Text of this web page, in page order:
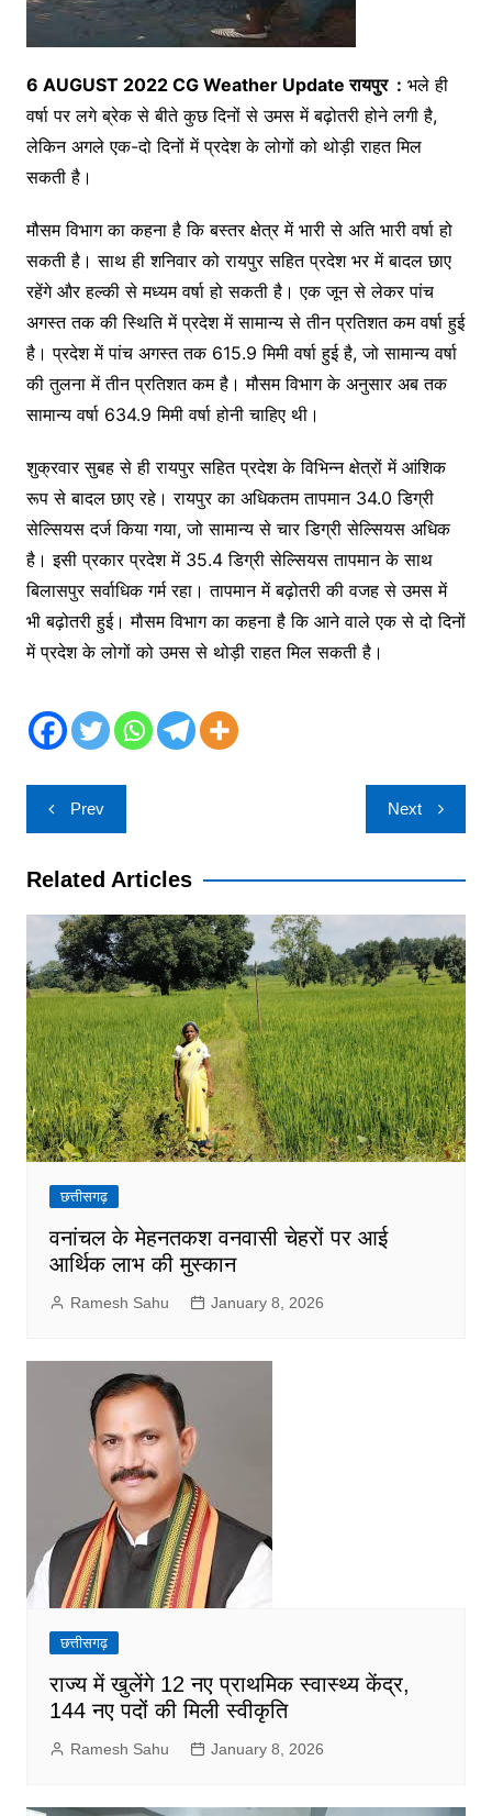
6 AUGUST 2022 CG Weather Update रायपुर : भले ही
वर्षा पर लगे ब्रेक से बीते कुछ दिनों से उमस में बढ़ोतरी होने लगी है,
लेकिन अगले एक-दो दिनों में प्रदेश के लोगों को थोड़ी राहत मिल
सकती है।
मौसम विभाग का कहना है कि बस्तर क्षेत्र में भारी से अति भारी वर्षा हो
सकती है। साथ ही शनिवार को रायपुर सहित प्रदेश भर में बादल छाए
रहेंगे और हल्की से मध्यम वर्षा हो सकती है। एक जून से लेकर पांच
अगस्त तक की स्थिति में प्रदेश में सामान्य से तीन प्रतिशत कम वर्षा हुई
है। प्रदेश में पांच अगस्त तक 615.9 मिमी वर्षा हुई है, जो सामान्य वर्षा
की तुलना में तीन प्रतिशत कम है। मौसम विभाग के अनुसार अब तक
सामान्य वर्षा 634.9 मिमी वर्षा होनी चाहिए थी।
शुक्रवार सुबह से ही रायपुर सहित प्रदेश के विभिन्न क्षेत्रों में आंशिक
रूप से बादल छाए रहे। रायपुर का अधिकतम तापमान 34.0 डिग्री
सेल्सियस दर्ज किया गया, जो सामान्य से चार डिग्री सेल्सियस अधिक
है। इसी प्रकार प्रदेश में 35.4 डिग्री सेल्सियस तापमान के साथ
बिलासपुर सर्वाधिक गर्म रहा। तापमान में बढ़ोतरी की वजह से उमस में
भी बढ़ोतरी हुई। मौसम विभाग का कहना है कि आने वाले एक से दो दिनों
में प्रदेश के लोगों को उमस से थोड़ी राहत मिल सकती है।
Post
navigation
Prev Next
Related Articles
छत्तीसगढ़
वनांचल के मेहनतकश वनवासी चेहरों पर आई
आर्थिक लाभ की मुस्कान
Ramesh Sahu January 8, 2026
छत्तीसगढ़
राज्य में खुलेंगे 12 नए प्राथमिक स्वास्थ्य केंद्र,
144 नए पदों की मिली स्वीकृति
Ramesh Sahu January 8, 2026